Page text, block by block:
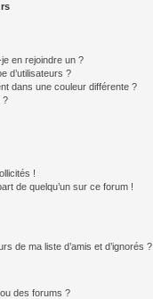
en rejoindre un ?
d’utilisateurs ?
dans une couleur différente ?
?
!
de quelqu’un sur ce forum !
de ma liste d’amis et d’ignorés ?
des forums ?